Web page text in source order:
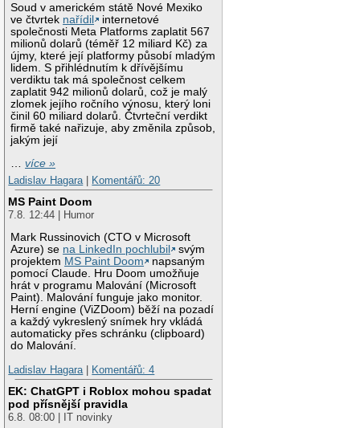
Soud v americkém státě Nové Mexiko
ve čtvrtek nařídil
internetové
společnosti Meta Platforms zaplatit 567
milionů dolarů (téměř 12 miliard Kč) za
újmy, které její platformy působí mladým
lidem. S přihlédnutím k dřívějšímu
verdiktu tak má společnost celkem
zaplatit 942 milionů dolarů, což je malý
zlomek jejího ročního výnosu, který loni
činil 60 miliard dolarů. Čtvrteční verdikt
firmě také nařizuje, aby změnila způsob,
jakým její
…více »
Ladislav Hagara| Komentářů: 20
MS Paint Doom
7.8. 12:44 | Humor
Mark Russinovich (CTO v Microsoft
Azure) se na LinkedIn pochlubil
svým
projektem MS Paint Doom
napsaným
pomocí Claude. Hru Doom umožňuje
hrát v programu Malování (Microsoft
Paint). Malování funguje jako monitor.
Herní engine (ViZDoom) běží na pozadí
a každý vykreslený snímek hry vkládá
automaticky přes schránku (clipboard)
do Malování.
Ladislav Hagara| Komentářů: 4
EK: ChatGPT i Roblox mohou spadat
pod přísnější pravidla
6.8. 08:00 | IT novinky